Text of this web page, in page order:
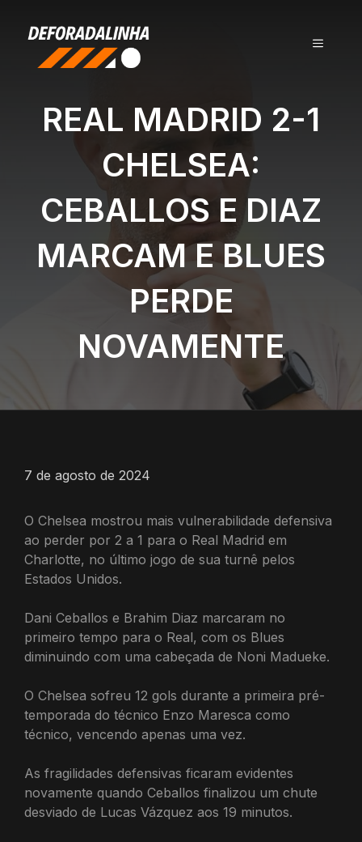
conteúdo
MENU
REAL MADRID 2-1
CHELSEA:
CEBALLOS E DIAZ
MARCAM E BLUES
PERDE
NOVAMENTE
7 de agosto de 2024
O Chelsea mostrou mais vulnerabilidade defensiva
ao perder por 2 a 1 para o Real Madrid em
Charlotte, no último jogo de sua turnê pelos
Estados Unidos.
Dani Ceballos e Brahim Diaz marcaram no
primeiro tempo para o Real, com os Blues
diminuindo com uma cabeçada de Noni Madueke.
O Chelsea sofreu 12 gols durante a primeira pré-
temporada do técnico Enzo Maresca como
técnico, vencendo apenas uma vez.
As fragilidades defensivas ficaram evidentes
novamente quando Ceballos finalizou um chute
desviado de Lucas Vázquez aos 19 minutos.